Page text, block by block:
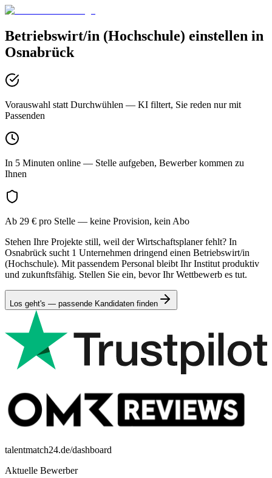
Betriebswirt/in (Hochschule) einstellen in
Osnabrück
Vorauswahl statt Durchwühlen — KI filtert, Sie reden nur mit
Passenden
In 5 Minuten online — Stelle aufgeben, Bewerber kommen zu
Ihnen
Ab 29 € pro Stelle — keine Provision, kein Abo
Stehen Ihre Projekte still, weil der Wirtschaftsplaner fehlt? In
Osnabrück sucht 1 Unternehmen dringend einen Betriebswirt/in
(Hochschule). Mit passendem Personal bleibt Ihr Institut produktiv
und zukunftsfähig. Stellen Sie ein, bevor Ihr Wettbewerb es tut.
Los geht's — passende Kandidaten finden
talentmatch24.de/dashboard
Aktuelle Bewerber